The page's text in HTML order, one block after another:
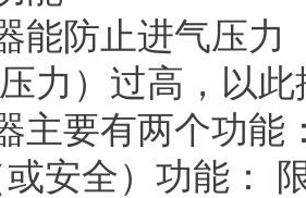
能防止进气压力
压力）过高，以
主要有两个功能
或安全）功能：